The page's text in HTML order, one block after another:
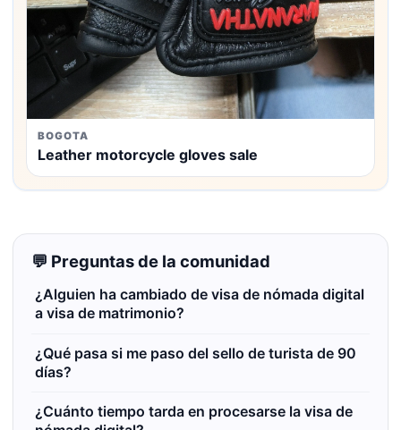
BOGOTA
Leather motorcycle gloves sale
💬 Preguntas de la comunidad
¿Alguien ha cambiado de visa de nómada digital
a visa de matrimonio?
¿Qué pasa si me paso del sello de turista de 90
días?
¿Cuánto tiempo tarda en procesarse la visa de